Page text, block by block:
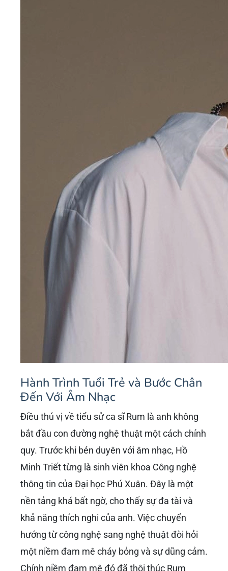
Hành Trình Tuổi Trẻ và Bước Chân
Đến Với Âm Nhạc
Điều thú vị về tiểu sử ca sĩ Rum là anh không
bắt đầu con đường nghệ thuật một cách chính
quy. Trước khi bén duyên với âm nhạc, Hồ
Minh Triết từng là sinh viên khoa Công nghệ
thông tin của Đại học Phú Xuân. Đây là một
nền tảng khá bất ngờ, cho thấy sự đa tài và
khả năng thích nghi của anh. Việc chuyển
hướng từ công nghệ sang nghệ thuật đòi hỏi
một niềm đam mê cháy bỏng và sự dũng cảm.
Chính niềm đam mê đó đã thôi thúc Rum